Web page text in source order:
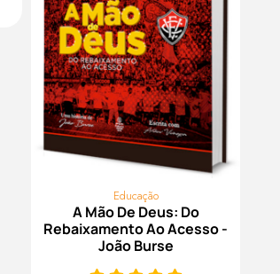
Educação
A Mão De Deus: Do
Rebaixamento Ao Acesso -
João Burse